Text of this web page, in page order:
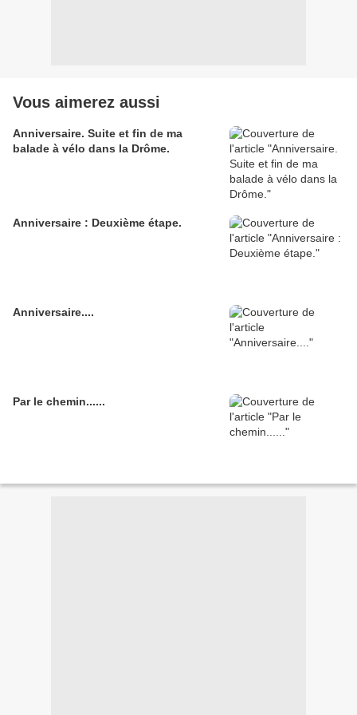
Vous aimerez aussi
Anniversaire. Suite et fin de ma
balade à vélo dans la Drôme.
Anniversaire : Deuxième étape.
Anniversaire....
Par le chemin......